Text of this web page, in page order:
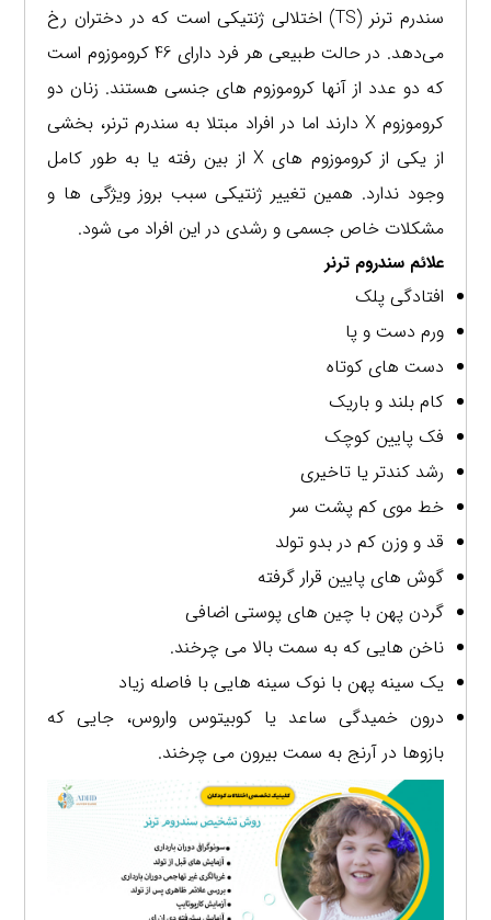
سندرم ترنر (TS) اختلالی ژنتیکی است که در دختران رخ
می‌دهد. در حالت طبیعی هر فرد دارای 46 کروموزوم است
که دو عدد از آنها کروموزوم‌ های جنسی هستند. زنان دو
کروموزوم X دارند اما در افراد مبتلا به سندرم ترنر، بخشی
از یکی از کروموزوم‌ های X از بین رفته یا به‌ طور کامل
وجود ندارد. همین تغییر ژنتیکی سبب بروز ویژگی‌ ها و
مشکلات خاص جسمی و رشدی در این افراد می‌ شود.
علائم سندروم ترنر
افتادگی پلک
ورم دست و پا
دست های کوتاه
کام بلند و باریک
فک پایین کوچک
رشد کندتر یا تاخیری
خط موی کم پشت سر
قد و وزن کم در بدو تولد
گوش های پایین قرار گرفته
گردن پهن با چین‌ های پوستی اضافی
ناخن هایی که به سمت بالا می چرخند.
یک سینه پهن با نوک سینه هایی با فاصله زیاد
درون‌ خمیدگی ساعد یا کوبیتوس واروس، جایی که
بازوها در آرنج به سمت بیرون می چرخند.